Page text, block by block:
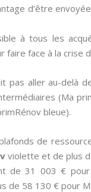
d’être
à tous les
face à la crise
pas aller au-delà
(Ma
bleue).
de
violette et de plus
de 31 003 €
de 58 130 € pour